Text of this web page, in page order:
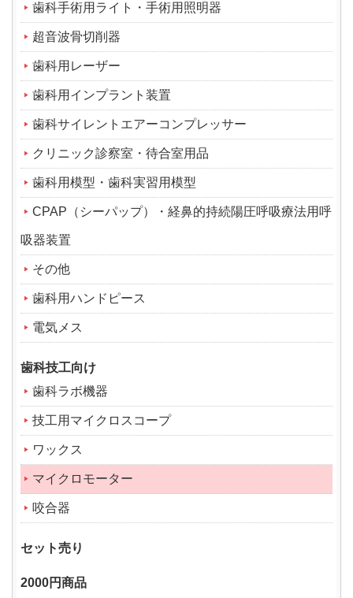
歯科手術用ライト・手術用照明器
超音波骨切削器
歯科用レーザー
歯科用インプラント装置
歯科サイレントエアーコンプレッサー
クリニック診察室・待合室用品
歯科用模型・歯科実習用模型
CPAP（シーパップ）・経鼻的持続陽圧呼吸療法用呼
吸器装置
その他
歯科用ハンドピース
電気メス
歯科技工向け
歯科ラボ機器
技工用マイクロスコープ
ワックス
マイクロモーター
咬合器
セット売り
2000円商品